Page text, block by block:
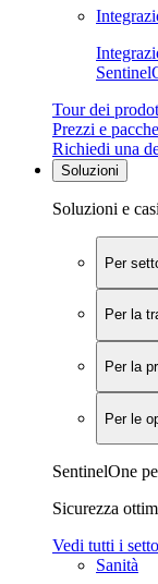
Tour dei
Prezzi e
Richiedi una
Soluzioni
Soluzioni e
Per
Per la
Per la
Per le
SentinelOne
Sicurezza
Vedi tutti i
Sanità